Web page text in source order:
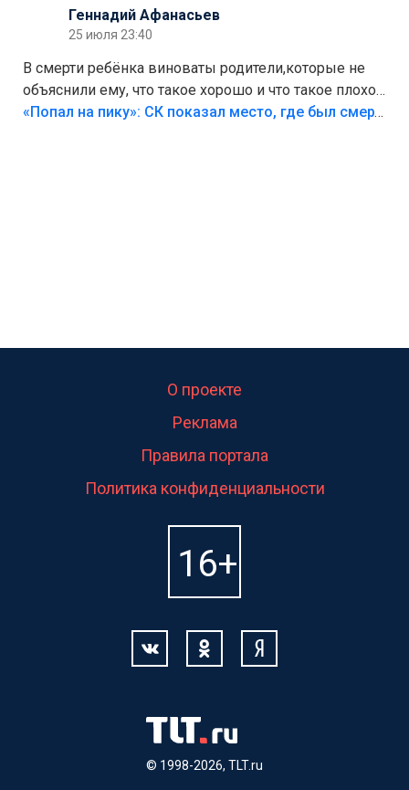
Геннадий Афанасьев
25 июля 23:40
В смерти ребёнка виноваты родители,которые не
объяснили ему, что такое хорошо и что такое плохо!
Лезть через такой забор,верх безумия,есть же
«Попал на пику»: СК показал место, где был смертельно травмирован ребенок в Тольятти
© 1998-2026, TLT.ru
О проекте
Реклама
Правила портала
Политика конфиденциальности